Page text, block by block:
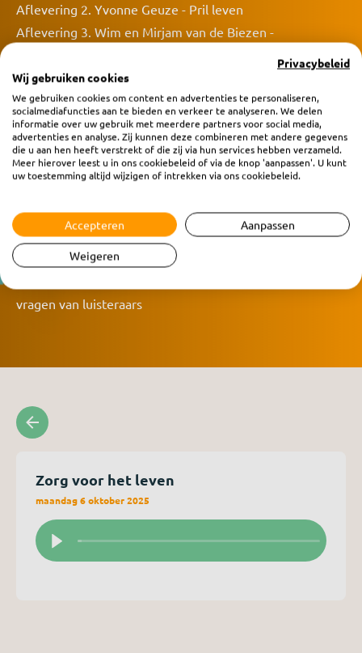
Aflevering 2. Yvonne Geuze - Pril leven
Aflevering 3. Wim en Mirjam van de Biezen -
kinderloosheid’
Aflevering 4. Rineke Heij - Orgaandonatie
Aflevering 5. Heleen Polinder - Eenzaamheid
Aflevering 6. Lianne - Ervaringsverhaal: ‘leven met
genderdysforie’ (bewust alleen voornaam)
overbehandelen?
Aflevering 8. Susanne Postma - Tijdig nadenken over het
levenseinde
vragen van luisteraars
Zorg voor het leven
maandag 6 oktober 2025
Privacybeleid
Wij gebruiken cookies
We gebruiken cookies om content en advertenties te personaliseren,
socialmediafuncties aan te bieden en verkeer te analyseren. We delen
informatie over uw gebruik met meerdere partners voor social media,
advertenties en analyse. Zij kunnen deze combineren met andere gegevens
die u aan hen heeft verstrekt of die zij via hun services hebben verzameld.
Meer hierover leest u in ons cookiebeleid of via de knop 'aanpassen'. U kunt
uw toestemming altijd wijzigen of intrekken via ons cookiebeleid.
Accepteren Aanpassen
Weigeren